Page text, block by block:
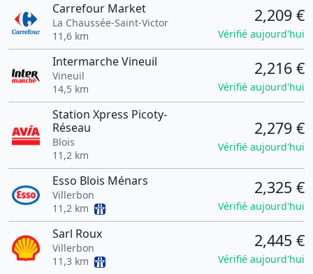
Carrefour Market
La Chaussée-Saint-Victor
11,6 km
2,209 €
Vérifié aujourd'hui
Intermarche Vineuil
Vineuil
14,5 km
2,216 €
Vérifié aujourd'hui
Station Xpress Picoty-
Réseau
Blois
11,2 km
2,279 €
Vérifié aujourd'hui
Esso Blois Ménars
Villerbon
11,2 km
2,325 €
Vérifié aujourd'hui
Sarl Roux
Villerbon
11,3 km
2,445 €
Vérifié aujourd'hui